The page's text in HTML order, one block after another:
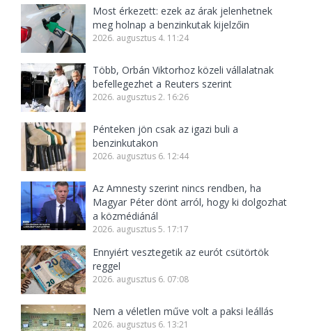
Most érkezett: ezek az árak jelenhetnek
meg holnap a benzinkutak kijelzőin
2026. augusztus 4. 11:24
Több, Orbán Viktorhoz közeli vállalatnak
befellegezhet a Reuters szerint
2026. augusztus 2. 16:26
Pénteken jön csak az igazi buli a
benzinkutakon
2026. augusztus 6. 12:44
Az Amnesty szerint nincs rendben, ha
Magyar Péter dönt arról, hogy ki dolgozhat
a közmédiánál
2026. augusztus 5. 17:17
Ennyiért vesztegetik az eurót csütörtök
reggel
2026. augusztus 6. 07:08
Nem a véletlen műve volt a paksi leállás
2026. augusztus 6. 13:21